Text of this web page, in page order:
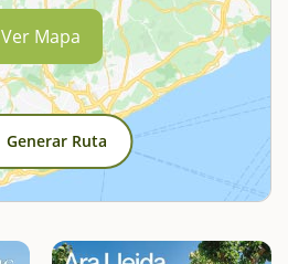
Generar Ruta
Ver Mapa